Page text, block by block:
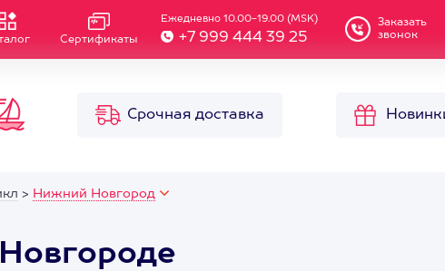
Сертификаты
Ежедневно 10.00-19.00 (MSK)
+7 999 444 39 25
Заказать
звонок
Срочная доставка
> Нижний Новгород